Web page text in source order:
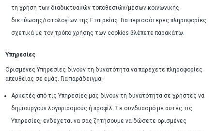
τη χρήση των διαδικτυακών τοποθεσιών/μέσων κοινωνικής
δικτύωσης/ιστολογίων της Εταιρείας. Για περισσότερες πληροφορίες
σχετικά με τον τρόπο χρήσης των cookies βλέπετε παρακάτω.
Υπηρεσίες
Ορισμένες Υπηρεσίες δίνουν τη δυνατότητα να παρέχετε πληροφορίες
απευθείας σε εμάς. Για παράδειγμα:
Αρκετές από τις Υπηρεσίες μας δίνουν τη δυνατότητα σε χρήστες να
δημιουργούν λογαριασμούς ή προφίλ. Σε συνδυασμό με αυτές τις
Υπηρεσίες, ενδέχεται να σας ζητήσουμε να δώσετε ορισμένες